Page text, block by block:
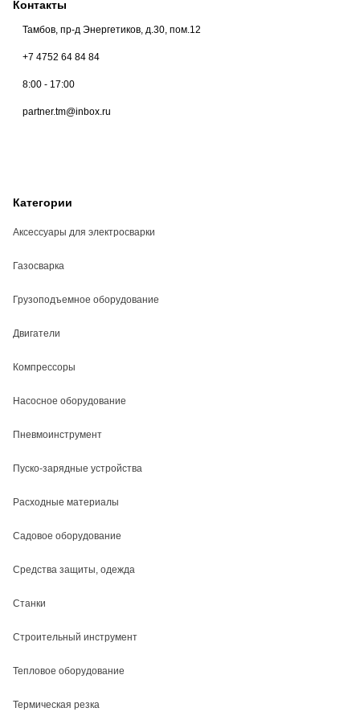
Контакты
Тамбов, пр-д Энергетиков, д.30, пом.12
+7 4752 64 84 84
8:00 - 17:00
partner.tm@inbox.ru
Категории
Аксессуары для электросварки
Газосварка
Грузоподъемное оборудование
Двигатели
Компрессоры
Насосное оборудование
Пневмоинструмент
Пуско-зарядные устройства
Расходные материалы
Садовое оборудование
Средства защиты, одежда
Станки
Строительный инструмент
Тепловое оборудование
Термическая резка